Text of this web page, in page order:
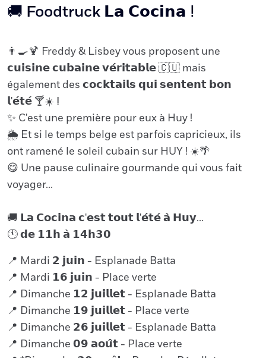
🚚 Foodtruck 𝗟𝗮 𝗖𝗼𝗰𝗶𝗻𝗮 ⵑ
👨🍳🍹 Freddy & Lisbey vous proposent une
𝗰𝘂𝗶𝘀𝗶𝗻𝗲 𝗰𝘂𝗯𝗮𝗶𝗻𝗲 𝘃𝗲́𝗿𝗶𝘁𝗮𝗯𝗹𝗲 🇨🇺 mais
également des 𝗰𝗼𝗰𝗸𝘁𝗮𝗶𝗹𝘀 𝗾𝘂𝗶 𝘀𝗲𝗻𝘁𝗲𝗻𝘁 𝗯𝗼𝗻
𝗹'𝗲́𝘁𝗲́ 🍸☀️ ⵑ
✨ C'est une première pour eux à Huy !
🌦️ Et si le temps belge est parfois capricieux, ils
ont ramené le soleil cubain sur HUY ! ☀️🌴
😋 Une pause culinaire gourmande qui vous fait
voyager...
🚚 𝗟𝗮 𝗖𝗼𝗰𝗶𝗻𝗮 𝗰'𝗲𝘀𝘁 𝘁𝗼𝘂𝘁 𝗹'𝗲́𝘁𝗲́ 𝗮̀ 𝗛𝘂𝘆...
🕚 𝗱𝗲 𝟭𝟭𝗵 𝗮̀ 𝟭𝟰𝗵𝟯𝟬
📍 Mardi 𝟮 𝗷𝘂𝗶𝗻 - Esplanade Batta
📍 Mardi 𝟭𝟲 𝗷𝘂𝗶𝗻 - Place verte
📍 Dimanche 𝟭𝟮 𝗷𝘂𝗶𝗹𝗹𝗲𝘁 - Esplanade Batta
📍 Dimanche 𝟭𝟵 𝗷𝘂𝗶𝗹𝗹𝗲𝘁 - Place verte
📍 Dimanche 𝟮𝟲 𝗷𝘂𝗶𝗹𝗹𝗲𝘁 - Esplanade Batta
📍 Dimanche 𝟬𝟵 𝗮𝗼𝘂̂𝘁 - Place verte